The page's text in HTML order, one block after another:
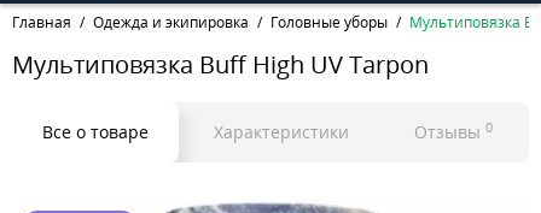
Главная Одежда и экипировка Головные уборы Мультиповязка
Мультиповязка Buff High UV Tarpon
Все о товаре Характеристики Отзывы 0